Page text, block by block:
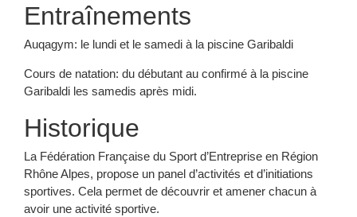
Entraînements
Auqagym: le lundi et le samedi à la piscine Garibaldi
Cours de natation: du débutant au confirmé à la piscine
Garibaldi les samedis après midi.
Historique
La Fédération Française du Sport d’Entreprise en Région
Rhône Alpes, propose un panel d’activités et d’initiations
sportives. Cela permet de découvrir et amener chacun à
avoir une activité sportive.